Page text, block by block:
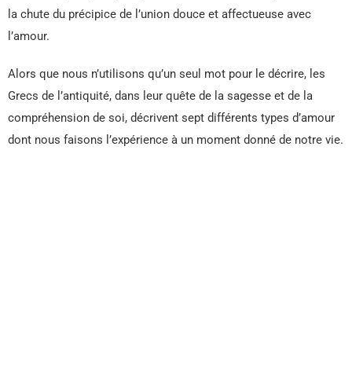
la chute du précipice de l’union douce et affectueuse avec
l’amour.
Alors que nous n’utilisons qu’un seul mot pour le décrire, les
Grecs de l’antiquité, dans leur quête de la sagesse et de la
compréhension de soi, décrivent sept différents types d’amour
dont nous faisons l’expérience à un moment donné de notre vie.